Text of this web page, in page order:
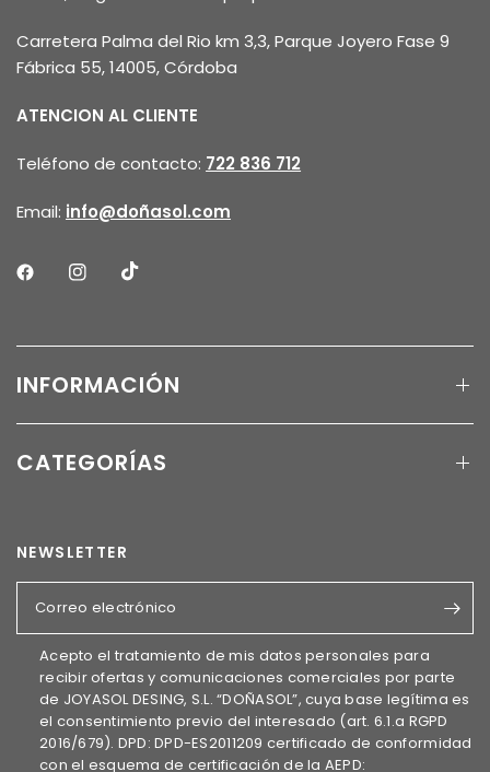
Carretera Palma del Rio km 3,3, Parque Joyero Fase 9
Fábrica 55, 14005, Córdoba
ATENCION AL CLIENTE
Teléfono de contacto: 722 836 712
Email: info@doñasol.com
INFORMACIÓN
CATEGORÍAS
NEWSLETTER
Correo electrónico
Acepto el tratamiento de mis datos personales para
recibir ofertas y comunicaciones comerciales por parte
de JOYASOL DESING, S.L. “DOÑASOL”, cuya base legítima es
el consentimiento previo del interesado (art. 6.1.a RGPD
2016/679). DPD: DPD-ES2011209 certificado de conformidad
con el esquema de certificación de la AEPD: